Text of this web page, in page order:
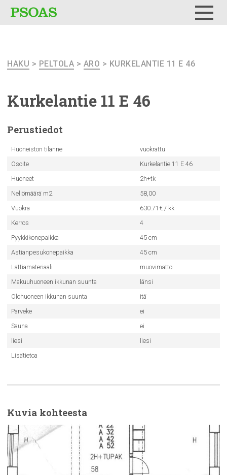
HAKU > PELTOLA > ARO > KURKELANTIE 11 E 46
Kurkelantie 11 E 46
Perustiedot
Huoneiston tilanne
vuokrattu
Osoite
Kurkelantie 11 E 46
Huoneet
2h+tk
Neliömäärä m2
58,00
Vuokra
630.71€ / kk
Kerros
4
Pyykkikonepaikka
45 cm
Astianpesukonepaikka
45 cm
Lattiamateriaali
muovimatto
Makuuhuoneen ikkunan suunta
länsi
Olohuoneen ikkunan suunta
itä
Parveke
ei
Sauna
ei
liesi
liesi
Lisätietoa
Kuvia kohteesta